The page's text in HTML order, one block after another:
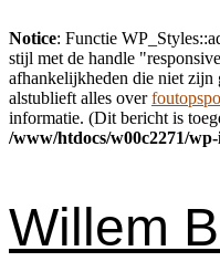
Notice: Functie
stijl met de handle
afhankelijkheden die niet zijn
alstublieft alles over
informatie. (Dit bericht is
/www/htdocs/w00c2271/
Willem